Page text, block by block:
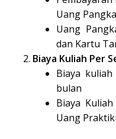
Uang
Uang
dan Kartu
Biaya Kuliah Per
Biaya
bulan
Biaya
Uang